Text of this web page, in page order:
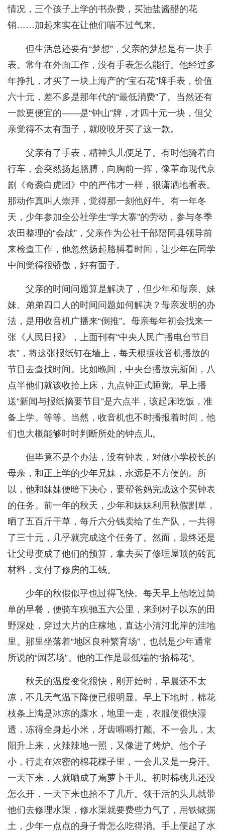
情况，三个孩子上学的书杂费，买油盐酱醋的花
销……加起来实在让他们喘不过气来。
但生活总还要有“梦想”，父亲的梦想是有一块手
表。常年在外面工作，没有手表怎么能行。他经过多
年挣扎，才买了一块上海产的“宝石花”牌手表，价值
六十元，差不多是那年代的“最低消费”了。当然还有
一款更便宜的——是“钟山”牌，才四十元一块，但父
亲觉得不太有面子，就咬咬牙买了这一款。
父亲有了手表，精神头儿便足了。有时他骑着自
行车，会突然扬起胳膊，向胸前一挥，像革命现代京
剧《奇袭白虎团》中的严伟才一样，很潇洒地看表。
那动作真叫人崇拜，觉得那一刻他好牛。有一年冬
天，少年参加全公社学生“学大寨”的劳动，参与冬季
农田整理的“会战”，父亲作为公社干部陪同县领导前
来检查工作，他忽然扬起胳膊看时间，让少年在同学
中间觉得很骄傲，好有面子。
父亲的时间问题算是解决了，但少年和母亲、妹
妹、弟弟四口人的时间问题如何解决？母亲发明的办
法，是用收音机广播来“倒推”。母亲每年初会找来一
张《人民日报》，上面刊有“中央人民广播电台节目
表”，将这张报纸钉在墙上，每天根据收音机播放的
节目去查找时间。比如晚间，中央台播放完新闻，八
点半他们就该收拾上床，九点钟正式睡觉。早上播
送“新闻与报纸摘要节目”是六点半，该起床吃饭，准
备上学。等等。当然，收音机也不时播报着时间，他
们也大概能够时时判断所处的钟点儿。
但毕竟不是个办法，没有钟表，对做小学校长的
母亲，和正上学的少年兄妹，永远是不方便的。所
以，他和妹妹便暗下决心，要帮爸妈完成这个买钟表
的任务。前一年的秋天，少年和妹妹利用秋假割草，
晒了五百斤干草，每斤六分钱卖给了生产队，一共得
了三十元，几乎就完成这个任务了。然而，最终还是
让父母变成了他们的预算，拿去买了修理屋顶的砖瓦
材料，支付了修房的工钱。
少年的秋假似乎也过得飞快。每天早上他吃过简
单的早餐，便骑车疾驰五六公里，来到村子以东的田
野深处，穿过大片的庄稼地，直达小清河北岸的洼地
里。那里坐落着“地区良种繁育场”，也就是少年通常
所说的“园艺场”。他的工作是最低端的“拾棉花”。
秋天的温度变化很快，刚开始时，早晨还不太
凉，不几天气温下降便已很明显。早上下地时，棉花
枝条上满是冰凉的露水，地里一走，衣服便很快湿
透，冻得全身起小米，牙齿嘚嘚打颤。不一会儿，太
阳升上来，火辣辣地一照，又像进了烤炉。他个子
小，行走在浓密的棉花棵子里，一会儿又是一身汗。
一天下来，人就晒成了焉萝卜干儿。初时棉桃儿还没
怎么开，一天下来也拾不了几斤。领干活的头儿就带
他们去修理水渠，修水渠就要费些力气了，用铁锨掘
土，少年一点点的身子骨怎么吃得消。手上便起了水